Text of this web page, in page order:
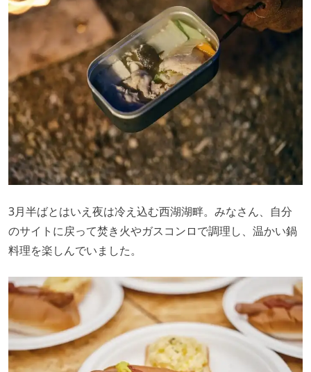
3月半ばとはいえ夜は冷え込む西湖湖畔。みなさん、自分
のサイトに戻って焚き火やガスコンロで調理し、温かい鍋
料理を楽しんでいました。